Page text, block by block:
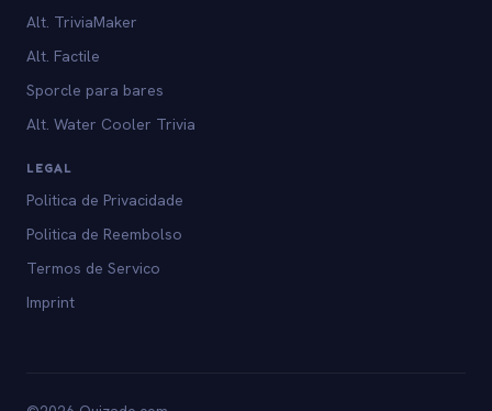
Alt. TriviaMaker
Alt. Factile
Sporcle para bares
Alt. Water Cooler Trivia
LEGAL
Politica de Privacidade
Politica de Reembolso
Termos de Servico
Imprint